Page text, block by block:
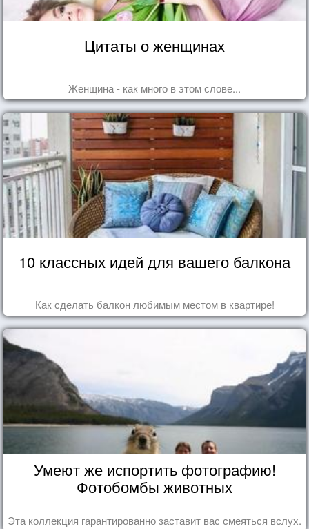
Цитаты о женщинах
Женщина - как много в этом слове...
10 классных идей для вашего балкона
Как сделать балкон любимым местом в квартире!
Умеют же испортить фотографию!
Фотобомбы животных
Эта коллекция гарантированно заставит вас смеяться вслух.